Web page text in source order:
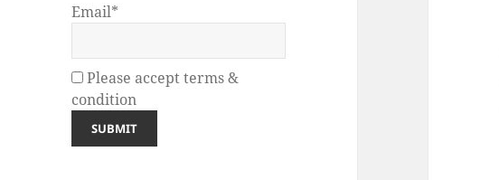
Email*
Please accept terms &
condition